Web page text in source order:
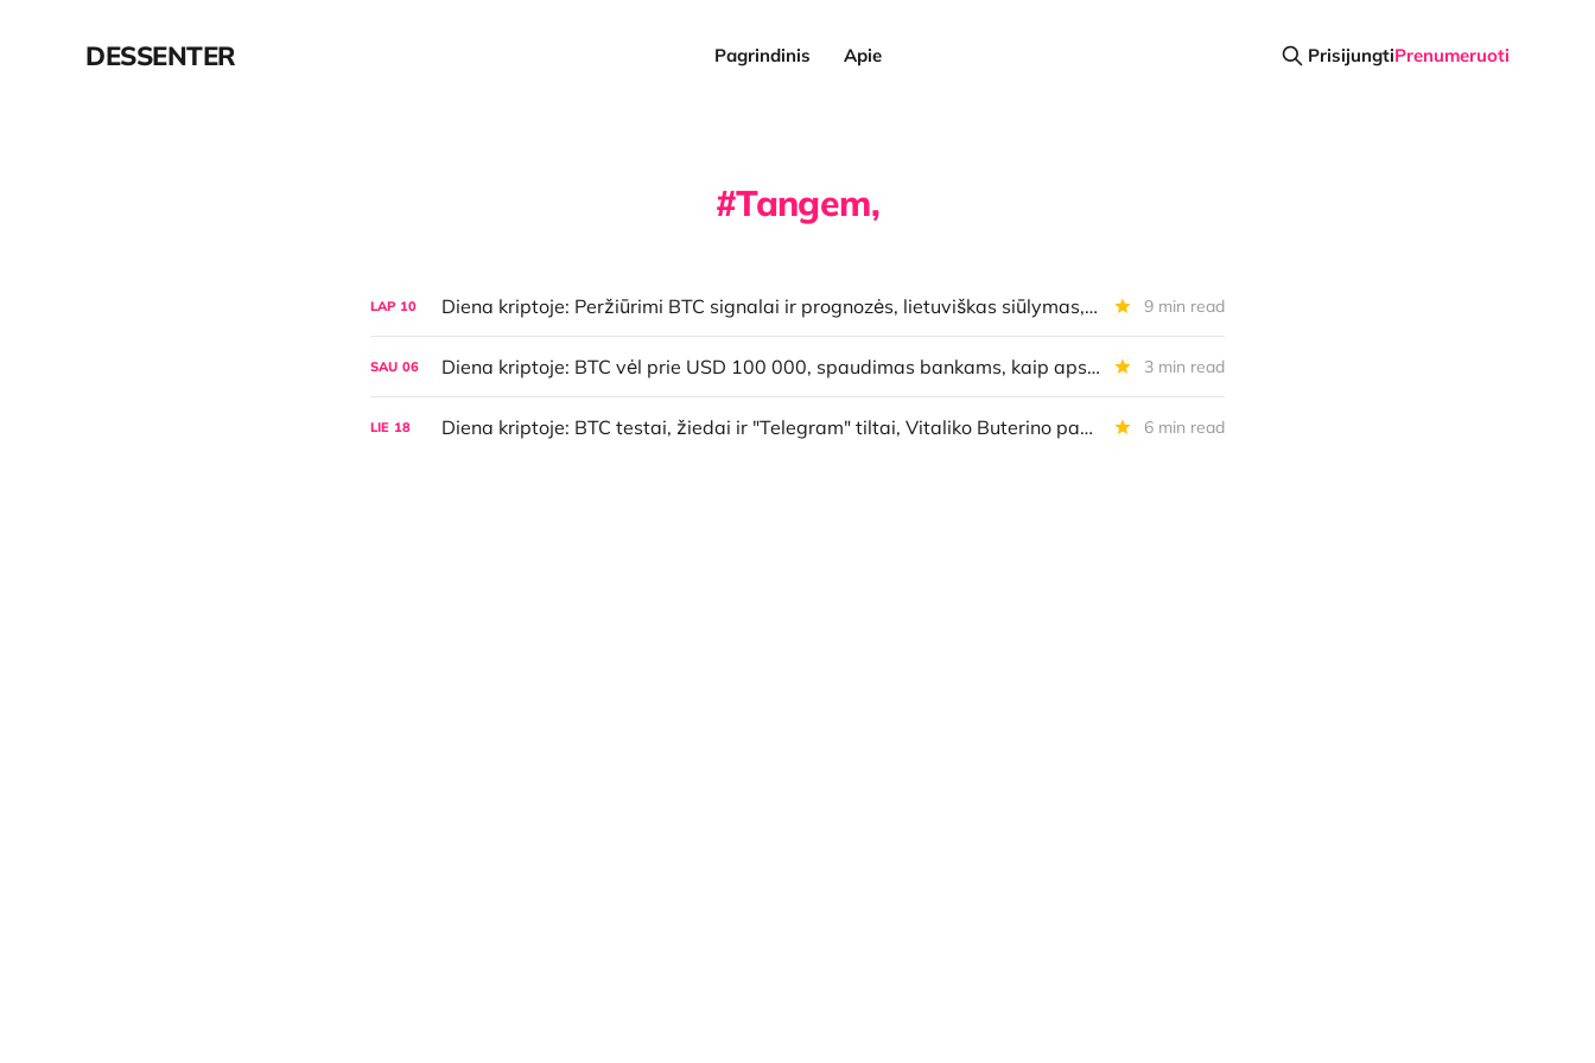
DESSENTER Pagrindinis Apie PrisijungtiPrenumeruoti
Tangem,
LAP 10 Diena kriptoje: Peržiūrimi BTC signalai ir prognozės, lietuviškas siūlymas, apsauga nuo šiaurės korėjiečių ir dar daugiau 9 min read
SAU 06 Diena kriptoje: BTC vėl prie USD 100 000, spaudimas bankams, kaip apsisaugoti nuo fišingo 3 min read
LIE 18 Diena kriptoje: BTC testai, žiedai ir "Telegram" tiltai, Vitaliko Buterino pamokslas, KYC blogis 6 min read